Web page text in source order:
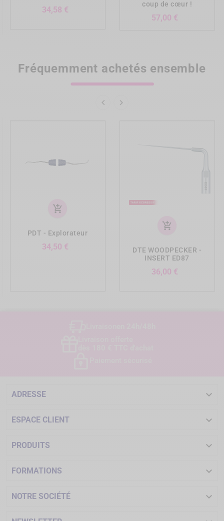
34,58 €
coup de cœur !
57,00 €
Fréquemment achetés ensemble
 
add_shopping_cart
PDT - Explorateur
34,50 €
add_shopping_cart
DTE WOODPECKER -
INSERT ED87
36,00 €
ADRESSE 
ESPACE CLIENT 
PRODUITS 
FORMATIONS 
NOTRE SOCIÉTÉ 